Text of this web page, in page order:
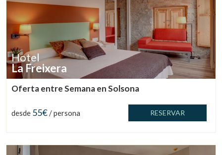
Gestionar mi reserva
Verificar localizador
Hotel
La Freixera
Oferta entre Semana en Solsona
desde 55€/ persona RESERVAR